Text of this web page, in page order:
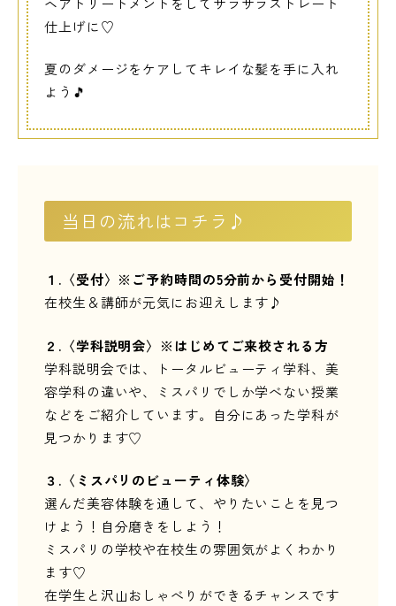
仕上げに♡
夏のダメージをケアしてキレイな髪を手に入れ
よう🎵
当日の流れはコチラ♪
１.〈受付〉※ご予約時間の5分前から受付開始！
在校生＆講師が元気にお迎えします♪
２.〈学科説明会〉※はじめてご来校される方
学科説明会では、トータルビューティ学科、美
容学科の違いや、ミスパリでしか学べない授業
などをご紹介しています。自分にあった学科が
見つかります♡
３.〈ミスパリのビューティ体験〉
選んだ美容体験を通して、やりたいことを見つ
けよう！自分磨きをしよう！
ミスパリの学校や在校生の雰囲気がよくわかり
ます♡
在学生と沢山おしゃべりができるチャンスです